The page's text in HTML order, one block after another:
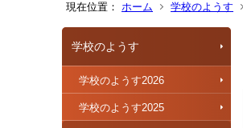
現在位置： ホーム 学校のようす
学校のようす
学校のようす2026
学校のようす2025